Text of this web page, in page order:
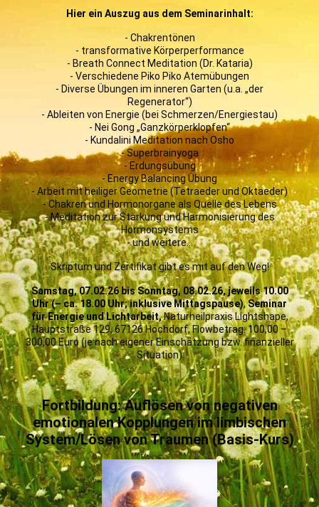
Hier ein Auszug aus dem Seminarinhalt:
- Chakrentönen
- transformative Körperperformance
- Breath Connect Meditation (Dr. Kataria)
- Verschiedene Piko Piko Atemübungen
- Diverse Übungen im inneren Garten (u.a. „der
Regenerator“)
- Ableiten von Energie (bei Schmerzen/Energiestau)
- Nei Gong „Ganzkörperklopfen“
- Kundalini Meditation nach Osho
- Superbrainyoga
- Erdungsübung
- Energy Balancing Übung
- Arbeit mit heiliger Geometrie (Tetraeder und Oktaeder)
- Chakren und Hormonorgane als Quelle des Lebens
- Meditation zur Stärkung und Harmonisierung des
Hormonsystems
- und weitere…
Skriptum und Zertifikat gibt es mit auf den Weg!
Samstag, 07.02.26 bis Sonntag, 08.02.26, jeweils 10.00
Uhr (– ca. 18.00 Uhr; inklusive Mittagspause),Seminar
für Energie und Lichtarbeit,Naturheilpraxis Lightshape,
Hauptstraße 129, 67126 Hochdorf, Flowbetrag: 100,00 –
300,00 Euro (je nach eigener Einschätzung bzw. finanzieller
Situation)
Fortbildung: Auflösen von negativen
emotionalenKopplungen im limbischen
System/Lösen von Traumen (Basis-Kurs)